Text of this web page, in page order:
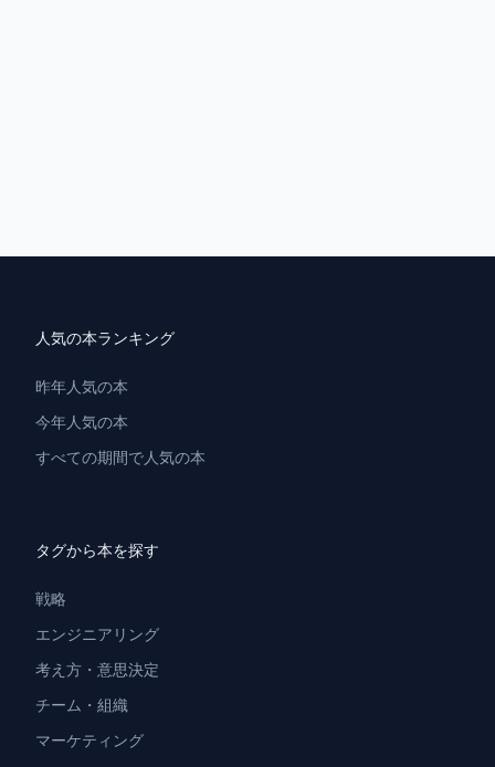
人気の本ランキング
昨年人気の本
今年人気の本
すべての期間で人気の本
タグから本を探す
戦略
エンジニアリング
考え方・意思決定
チーム・組織
マーケティング